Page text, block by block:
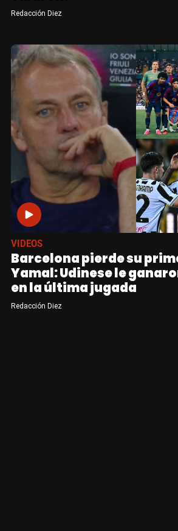
Redacción Diez
VIDEOS
Barcelona pierde su
Yamal: Udinese le
en la última jugada
Redacción Diez